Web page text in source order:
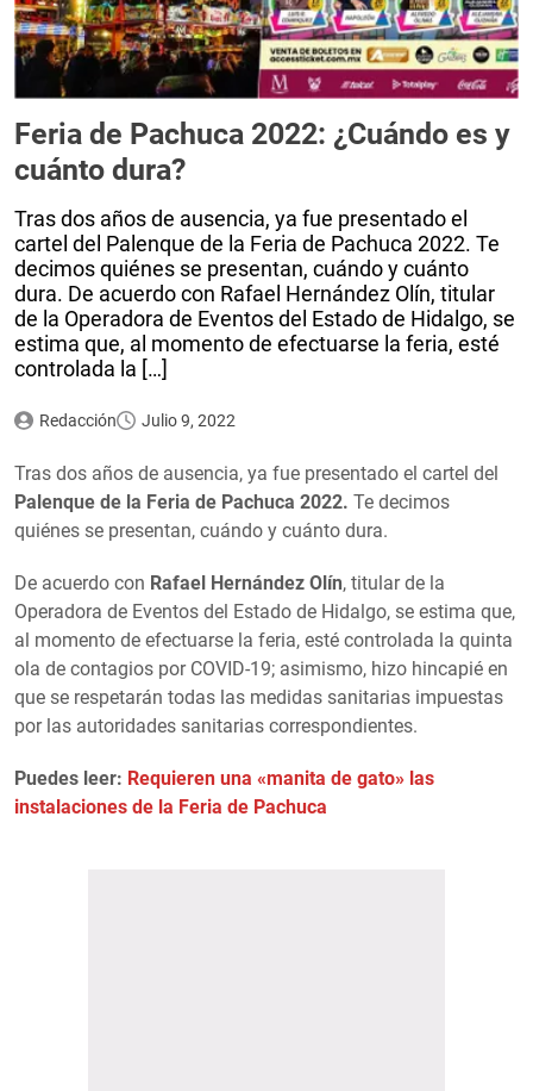
Feria de Pachuca 2022: ¿Cuándo es y
cuánto dura?
Tras dos años de ausencia, ya fue presentado el
cartel del Palenque de la Feria de Pachuca 2022. Te
decimos quiénes se presentan, cuándo y cuánto
dura. De acuerdo con Rafael Hernández Olín, titular
de la Operadora de Eventos del Estado de Hidalgo, se
estima que, al momento de efectuarse la feria, esté
controlada la […]
Redacción Julio 9, 2022
Tras dos años de ausencia, ya fue presentado el cartel del
Palenque de la Feria de Pachuca 2022. Te decimos
quiénes se presentan, cuándo y cuánto dura.
De acuerdo con Rafael Hernández Olín, titular de la
Operadora de Eventos del Estado de Hidalgo, se estima que,
al momento de efectuarse la feria, esté controlada la quinta
ola de contagios por COVID-19; asimismo, hizo hincapié en
que se respetarán todas las medidas sanitarias impuestas
por las autoridades sanitarias correspondientes.
Puedes leer: Requieren una «manita de gato» las
instalaciones de la Feria de Pachuca